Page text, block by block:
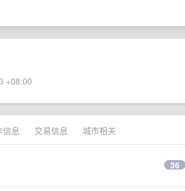
+08:00
信息 交易信息 城市相关
36